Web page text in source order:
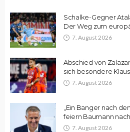
Schalke-Gegner
Der Weg zum
7. August 2026
Abschied von
sich besondere
7. August 2026
„Ein Banger nach
feiern Baumann
7. August 2026